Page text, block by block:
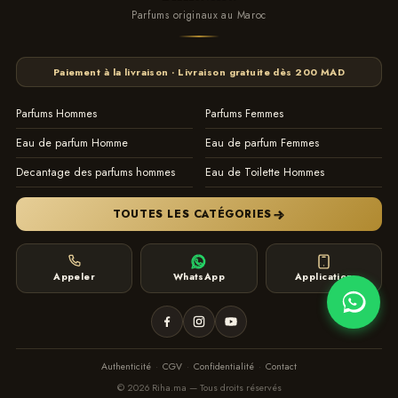
Parfums originaux au Maroc
Paiement à la livraison · Livraison gratuite dès 200 MAD
Parfums Hommes
Parfums Femmes
Eau de parfum Homme
Eau de parfum Femmes
Decantage des parfums hommes
Eau de Toilette Hommes
TOUTES LES CATÉGORIES
Appeler WhatsApp Application
Authenticité · CGV · Confidentialité · Contact
© 2026 Riha.ma — Tous droits réservés